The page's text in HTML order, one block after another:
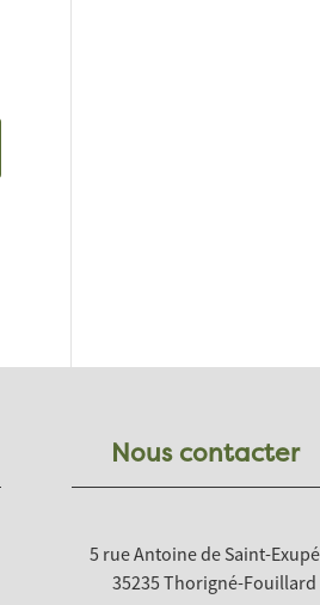
Nous contacter
5 rue Antoine de Saint-
35235 Thorigné-Fouillard